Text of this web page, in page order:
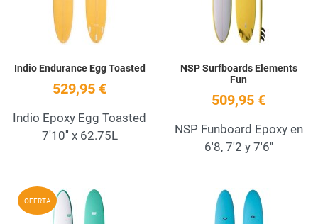
Indio Endurance Egg Toasted
529,95 €
Indio Epoxy Egg Toasted
7'10'' x 62.75L
NSP Surfboards Elements
Fun
509,95 €
NSP Funboard Epoxy en
6'8, 7'2 y 7'6''
OFERTA Add to Wishlist